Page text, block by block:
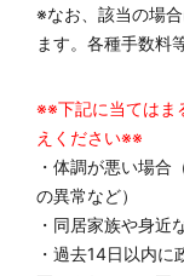
※なお、該当の場
ます。各種手数料
※※下記に当てはま
えください※※
・体調が悪い場合
の異常など）
・同居家族や身近
・過去14日以内